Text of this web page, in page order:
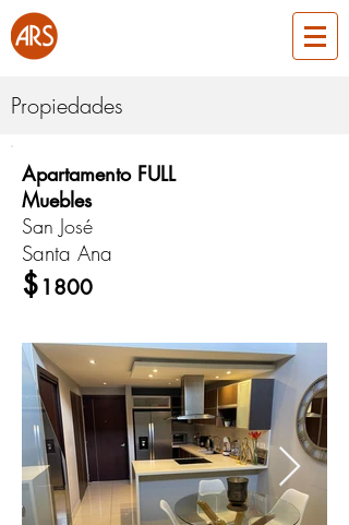
Propiedades
Apartamento FULL
Muebles
San José
Santa Ana
$ 1800